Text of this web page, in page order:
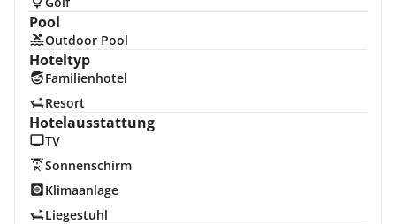
Pool
Outdoor Pool
Hoteltyp
Familienhotel
Resort
Hotelausstattung
TV
Sonnenschirm
Klimaanlage
Liegestuhl